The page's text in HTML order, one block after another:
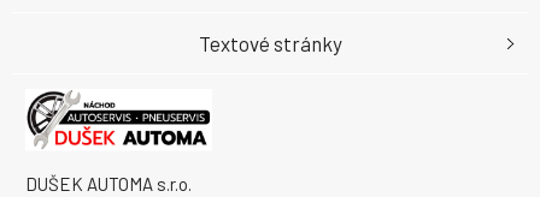
DUŠEK AUTOMA s.r.o.
Textové stránky